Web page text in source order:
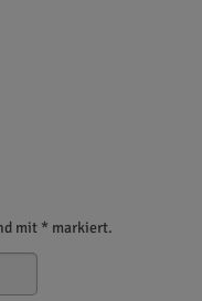
mit * markiert.